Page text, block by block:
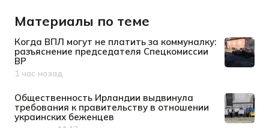
Материалы по теме
Когда ВПЛ могут не платить за коммуналку:
разъяснение председателя Спецкомиссии
ВР
Дата публикации
1 час назад
Общественность Ирландии выдвинула
требования к правительству в отношении
украинских беженцев